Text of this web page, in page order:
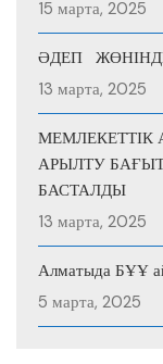
15 марта, 2025
ӘДЕП
13 марта, 2025
МЕМЛЕКЕТТІК
АРЫЛТУ
БАСТАЛДЫ
13 марта, 2025
Алматыда БҰҰ
5 марта, 2025